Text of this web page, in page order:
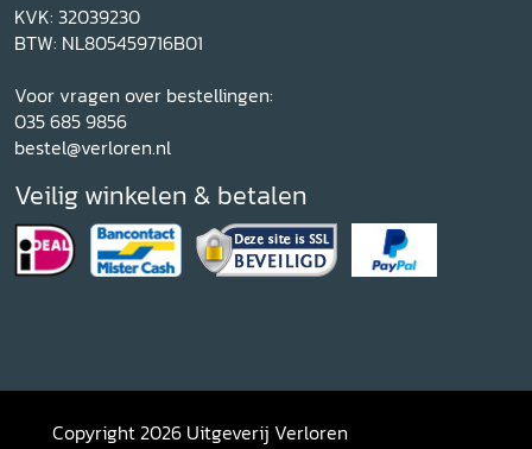
KVK: 32039230
BTW: NL805459716B01
Voor vragen over bestellingen:
035 685 9856
bestel@verloren.nl
Veilig winkelen & betalen
Copyright 2026 Uitgeverij Verloren